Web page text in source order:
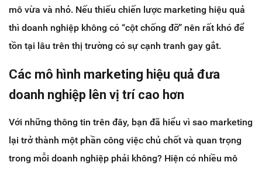
mô vừa và nhỏ. Nếu thiếu chiến lược marketing hiệu quả
thì doanh nghiệp không có “cột chống đỡ” nên rất khó để
tồn tại lâu trên thị trường có sự cạnh tranh gay gắt.
Các mô hình marketing hiệu quả đưa
doanh nghiệp lên vị trí cao hơn
Với những thông tin trên đây, bạn đã hiểu vì sao marketing
lại trở thành một phần công việc chủ chốt và quan trọng
trong mỗi doanh nghiệp phải không? Hiện có nhiều mô